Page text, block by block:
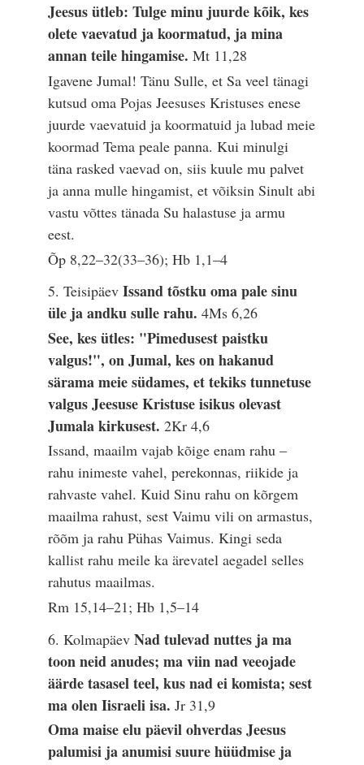
Jeesus ütleb: Tulge minu juurde kõik, kes
olete vaevatud ja koormatud, ja mina
annan teile hingamise.Mt 11,28
Igavene Jumal! Tänu Sulle, et Sa veel tänagi
kutsud oma Pojas Jeesuses Kristuses enese
juurde vaevatuid ja koormatuid ja lubad meie
koormad Tema peale panna. Kui minulgi
täna rasked vaevad on, siis kuule mu palvet
ja anna mulle hingamist, et võiksin Sinult abi
vastu võttes tänada Su halastuse ja armu
eest.
Õp 8,22–32(33–36); Hb 1,1–4
5. TeisipäevIssand tõstku oma pale sinu
üle ja andku sulle rahu.4Ms 6,26
See, kes ütles: "Pimedusest paistku
valgus!", on Jumal, kes on hakanud
särama meie südames, et tekiks tunnetuse
valgus Jeesuse Kristuse isikus olevast
Jumala kirkusest.2Kr 4,6
Issand, maailm vajab kõige enam rahu –
rahu inimeste vahel, perekonnas, riikide ja
rahvaste vahel. Kuid Sinu rahu on kõrgem
maailma rahust, sest Vaimu vili on armastus,
rõõm ja rahu Pühas Vaimus. Kingi seda
kallist rahu meile ka ärevatel aegadel selles
rahutus maailmas.
Rm 15,14–21; Hb 1,5–14
6. KolmapäevNad tulevad nuttes ja ma
toon neid anudes; ma viin nad veeojade
äärde tasasel teel, kus nad ei komista; sest
ma olen Iisraeli isa.Jr 31,9
Oma maise elu päevil ohverdas Jeesus
palumisi ja anumisi suure hüüdmise ja